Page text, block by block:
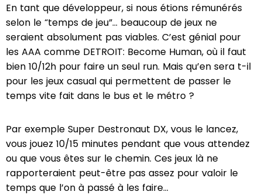
En tant que développeur, si nous étions rémunérés
selon le “temps de jeu”... beaucoup de jeux ne
seraient absolument pas viables. C’est génial pour
les AAA comme DETROIT: Become Human, où il faut
bien 10/12h pour faire un seul run. Mais qu’en sera t-il
pour les jeux casual qui permettent de passer le
temps vite fait dans le bus et le métro ?
Par exemple Super Destronaut DX, vous le lancez,
vous jouez 10/15 minutes pendant que vous attendez
ou que vous êtes sur le chemin. Ces jeux là ne
rapporteraient peut-être pas assez pour valoir le
temps que l’on à passé à les faire...